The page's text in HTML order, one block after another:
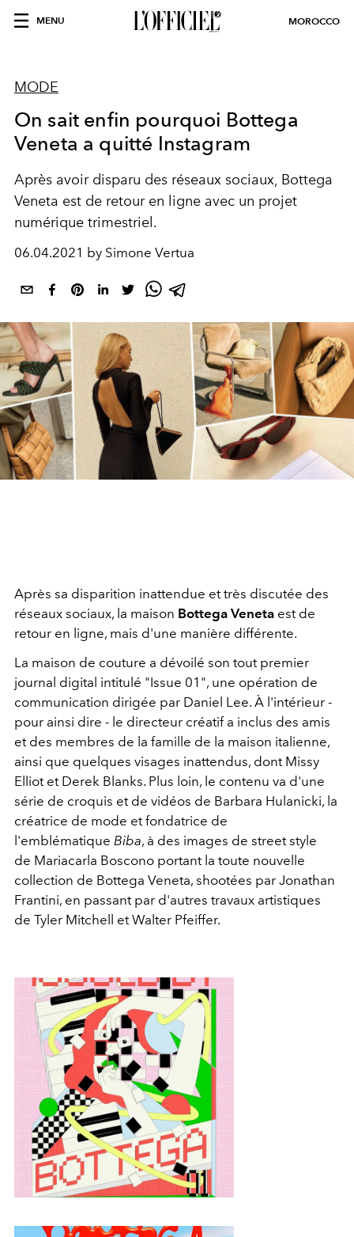
MENU MOROCCO
MODE
On sait enfin pourquoi Bottega
Veneta a quitté Instagram
Après avoir disparu des réseaux sociaux, Bottega
Veneta est de retour en ligne avec un projet
numérique trimestriel.
06.04.2021 by Simone Vertua
Après sa disparition inattendue et très discutée des
réseaux sociaux, la maison Bottega Veneta est de
retour en ligne, mais d'une manière différente.
La maison de couture a dévoilé son tout premier
journal digital intitulé "Issue 01", une opération de
communication dirigée par Daniel Lee. À l'intérieur -
pour ainsi dire - le directeur créatif a inclus des amis
et des membres de la famille de la maison italienne,
ainsi que quelques visages inattendus, dont Missy
Elliot et Derek Blanks. Plus loin, le contenu va d'une
série de croquis et de vidéos de Barbara Hulanicki, la
créatrice de mode et fondatrice de
l'emblématique Biba, à des images de street style
de Mariacarla Boscono portant la toute nouvelle
collection de Bottega Veneta, shootées par Jonathan
Frantini, en passant par d'autres travaux artistiques
de Tyler Mitchell et Walter Pfeiffer.